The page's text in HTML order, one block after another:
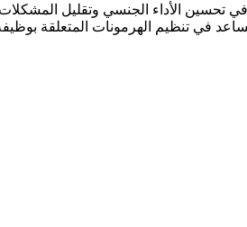
الأداء الجنسي وتقليل المشكلات
في تنظيم الهرمونات المتعلقة